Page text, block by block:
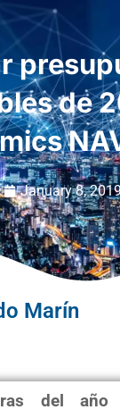
de
January 8,
Marín
del año